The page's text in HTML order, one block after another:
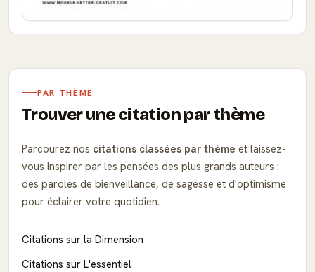
PAR THÈME
Trouver une citation par thème
Parcourez nos citations classées par thème et laissez-
vous inspirer par les pensées des plus grands auteurs :
des paroles de bienveillance, de sagesse et d'optimisme
pour éclairer votre quotidien.
Citations sur la Dimension
Citations sur L'essentiel